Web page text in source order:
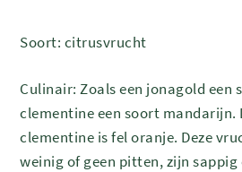
Soort: citrusvrucht
Culinair: Zoals een jonagold een
clementine een soort mandarijn.
clementine is fel oranje. Deze
weinig of geen pitten, zijn sappig